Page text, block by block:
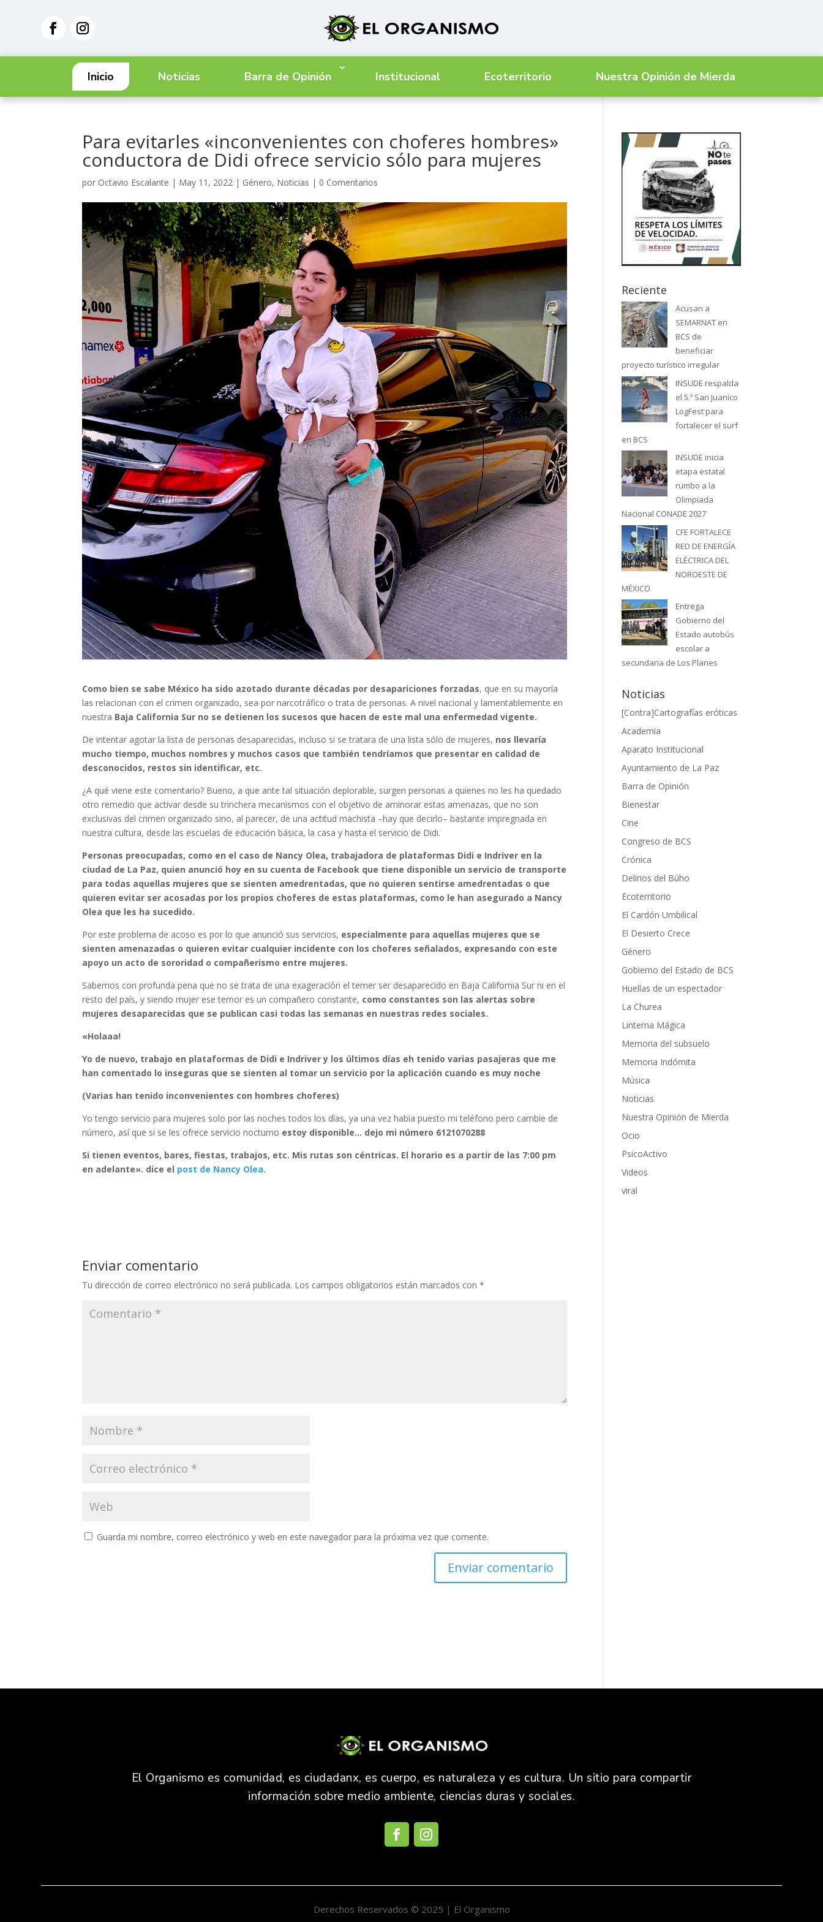
Inicio Noticias Barra de Opinión Institucional Ecoterritorio Nuestra Opinión de Mierda
Para evitarles «inconvenientes con choferes hombres»
conductora de Didi ofrece servicio sólo para mujeres
por Octavio Escalante | May 11, 2022 | Género, Noticias | 0 Comentarios
Como bien se sabe México ha sido azotado durante décadas por desapariciones forzadas, que en su mayoría
las relacionan con el crimen organizado, sea por narcotráfico o trata de personas. A nivel nacional y lamentablemente en
nuestra Baja California Sur no se detienen los sucesos que hacen de este mal una enfermedad vigente.
De intentar agotar la lista de personas desaparecidas, incluso si se tratara de una lista sólo de mujeres, nos llevaría
mucho tiempo, muchos nombres y muchos casos que también tendríamos que presentar en calidad de
desconocidos, restos sin identificar, etc.
¿A qué viene este comentario? Bueno, a que ante tal situación deplorable, surgen personas a quienes no les ha quedado
otro remedio que activar desde su trinchera mecanismos con el objetivo de aminorar estas amenazas, que no son
exclusivas del crimen organizado sino, al parecer, de una actitud machista –hay que decirlo– bastante impregnada en
nuestra cultura, desde las escuelas de educación básica, la casa y hasta el servicio de Didi.
Personas preocupadas, como en el caso de Nancy Olea, trabajadora de plataformas Didi e Indriver en la
ciudad de La Paz, quien anunció hoy en su cuenta de Facebook que tiene disponible un servicio de transporte
para todas aquellas mujeres que se sienten amedrentadas, que no quieren sentirse amedrentadas o que
quieren evitar ser acosadas por los propios choferes de estas plataformas, como le han asegurado a Nancy
Olea que les ha sucedido.
Por este problema de acoso es por lo que anunció sus servicios, especialmente para aquellas mujeres que se
sienten amenazadas o quieren evitar cualquier incidente con los choferes señalados, expresando con este
apoyo un acto de sororidad o compañerismo entre mujeres.
Sabemos con profunda pena que no se trata de una exageración el temer ser desaparecido en Baja California Sur ni en el
resto del país, y siendo mujer ese temor es un compañero constante, como constantes son las alertas sobre
mujeres desaparecidas que se publican casi todas las semanas en nuestras redes sociales.
«Holaaa!
Yo de nuevo, trabajo en plataformas de Didi e Indriver y los últimos días eh tenido varias pasajeras que me
han comentado lo inseguras que se sienten al tomar un servicio por la aplicación cuando es muy noche
(Varias han tenido inconvenientes con hombres choferes)
Yo tengo servicio para mujeres solo por las noches todos los días, ya una vez habia puesto mi teléfono pero cambie de
número, así que si se les ofrece servicio nocturno estoy disponible… dejo mi número 6121070288
Si tienen eventos, bares, fiestas, trabajos, etc. Mis rutas son céntricas. El horario es a partir de las 7:00 pm
en adelante». dice el post de Nancy Olea.
Enviar comentario
Tu dirección de correo electrónico no será publicada. Los campos obligatorios están marcados con*
Guarda mi nombre, correo electrónico y web en este navegador para la próxima vez que comente.
Reciente
Acusan a
SEMARNAT en
BCS de
beneficiar
proyecto turístico irregular
INSUDE respalda
el 5.º San Juanico
LogFest para
fortalecer el surf
en BCS
INSUDE inicia
etapa estatal
rumbo a la
Olimpiada
Nacional CONADE 2027
CFE FORTALECE
RED DE ENERGÍA
ELÉCTRICA DEL
NOROESTE DE
MÉXICO
Entrega
Gobierno del
Estado autobús
escolar a
secundaria de Los Planes
Noticias
[Contra]Cartografías eróticas
Academia
Aparato Institucional
Ayuntamiento de La Paz
Barra de Opinión
Bienestar
Cine
Congreso de BCS
Crónica
Delirios del Búho
Ecoterritorio
El Cardón Umbilical
El Desierto Crece
Género
Gobierno del Estado de BCS
Huellas de un espectador
La Churea
Linterna Mágica
Memoria del subsuelo
Memoria Indómita
Música
Noticias
Nuestra Opinión de Mierda
Ocio
PsicoActivo
Videos
viral
El Organismo es comunidad, es ciudadanx, es cuerpo, es naturaleza y es cultura. Un sitio para compartir
información sobre medio ambiente, ciencias duras y sociales.
Derechos Reservados © 2025 | El Organismo